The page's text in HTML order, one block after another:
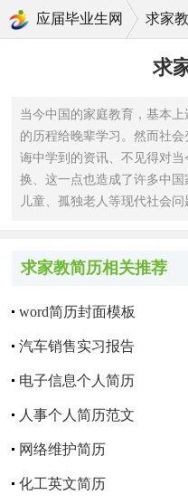
应届毕业生网 求家
求
当今中国的家庭教育，基本
的历程给晚辈学习。然而社
诲中学到的资讯、不见得对
换、这一点也造成了许多中
儿童、孤独老人等现代社会问
求家教简历相关推荐
word简历封面模板
汽车销售实习报告
电子信息个人简历
人事个人简历范文
网络维护简历
化工英文简历